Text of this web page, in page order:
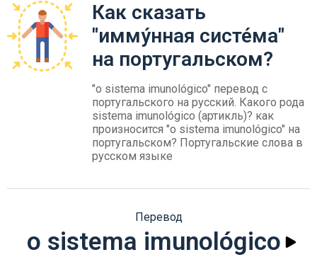
Как сказать
"имму́нная систе́ма"
на португальском?
"o sistema imunológico" перевод с
португальского на русский. Какого рода
sistema imunológico (артикль)? как
произносится "o sistema imunológico" на
португальском? Португальские слова в
русском языке
Перевод
o sistema imunológico